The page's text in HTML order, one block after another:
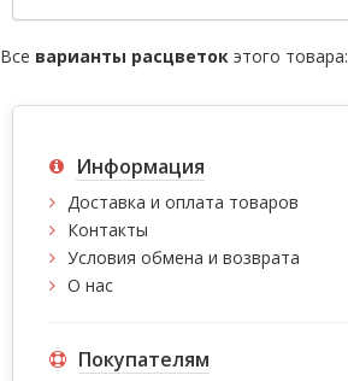
Все варианты расцветок этого товара:
Информация
Доставка и оплата товаров
Контакты
Условия обмена и возврата
О нас
Покупателям